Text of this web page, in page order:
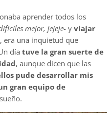
aprender todos los
mejor, jejeje- y viajar
, era una inquietud que
día tuve la gran suerte de
, aunque dicen que las
pude desarrollar mis
gran equipo de